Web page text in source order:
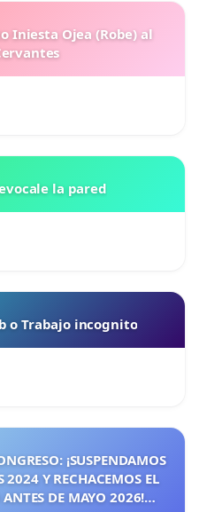
Iniesta Ojea (Robe) al
la pared
o Trabajo incognito
¡SUSPENDAMOS
Y RECHACEMOS EL
DE MAYO 2026!